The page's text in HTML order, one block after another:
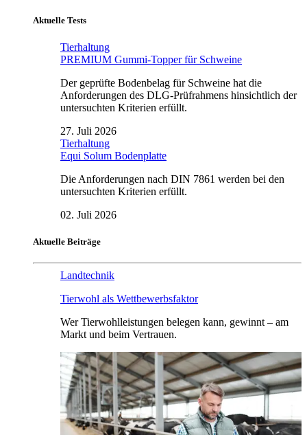
Aktuelle Tests
Tierhaltung
PREMIUM Gummi-Topper für Schweine
Der geprüfte Bodenbelag für Schweine hat die
Anforderungen des DLG-Prüfrahmens hinsichtlich der
untersuchten Kriterien erfüllt.
27. Juli 2026
Tierhaltung
Equi Solum Bodenplatte
Die Anforderungen nach DIN 7861 werden bei den
untersuchten Kriterien erfüllt.
02. Juli 2026
Aktuelle Beiträge
Landtechnik
Tierwohl als Wettbewerbsfaktor
Wer Tierwohlleistungen belegen kann, gewinnt – am
Markt und beim Vertrauen.